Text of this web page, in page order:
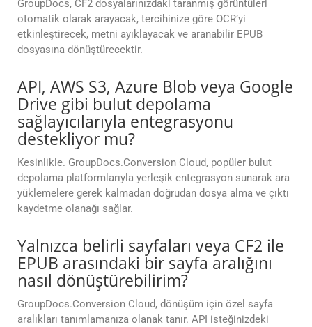
GroupDocs, CF2 dosyalarınızdaki taranmış görüntüleri
otomatik olarak arayacak, tercihinize göre OCR’yi
etkinleştirecek, metni ayıklayacak ve aranabilir EPUB
dosyasına dönüştürecektir.
API, AWS S3, Azure Blob veya Google
Drive gibi bulut depolama
sağlayıcılarıyla entegrasyonu
destekliyor mu?
Kesinlikle. GroupDocs.Conversion Cloud, popüler bulut
depolama platformlarıyla yerleşik entegrasyon sunarak ara
yüklemelere gerek kalmadan doğrudan dosya alma ve çıktı
kaydetme olanağı sağlar.
Yalnızca belirli sayfaları veya CF2 ile
EPUB arasındaki bir sayfa aralığını
nasıl dönüştürebilirim?
GroupDocs.Conversion Cloud, dönüşüm için özel sayfa
aralıkları tanımlamanıza olanak tanır. API isteğinizdeki